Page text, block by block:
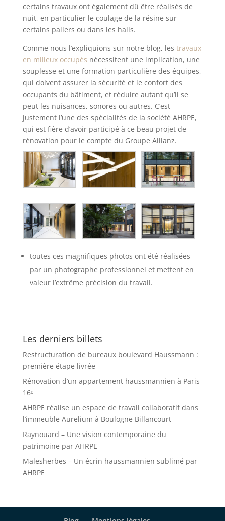
certains travaux ont également dû être réalisés de
nuit, en particulier le coulage de la résine sur
certains paliers ou dans les halls.
Comme nous l’expliquions sur notre blog, les travaux
en milieux occupés nécessitent une implication, une
souplesse et une formation particulière des équipes,
qui doivent assurer la sécurité et le confort des
occupants du bâtiment, et réduire autant qu’il se
peut les nuisances, sonores ou autres. C’est
justement l’une des spécialités de la société AHRPE,
qui est fière d’avoir participé à ce beau projet de
rénovation pour le compte du Groupe Allianz.
toutes ces magnifiques photos ont été réalisées
par un photographe professionnel et mettent en
valeur l’extrême précision du travail.
Les derniers billets
Restructuration de bureaux boulevard Haussmann :
première étape livrée
Rénovation d’un appartement haussmannien à Paris
16ᵉ
AHRPE réalise un espace de travail collaboratif dans
l’immeuble Aurelium à Boulogne Billancourt
Raynouard – Une vision contemporaine du
patrimoine par AHRPE
Malesherbes – Un écrin haussmannien sublimé par
AHRPE